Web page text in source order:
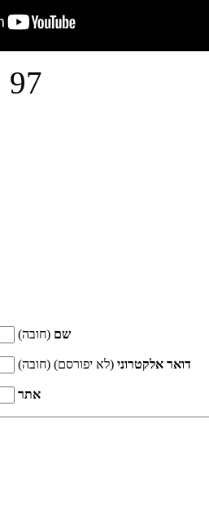
97
שם (חובה)
דואר אלקטרוני (לא יפורסם) (חובה)
אתר